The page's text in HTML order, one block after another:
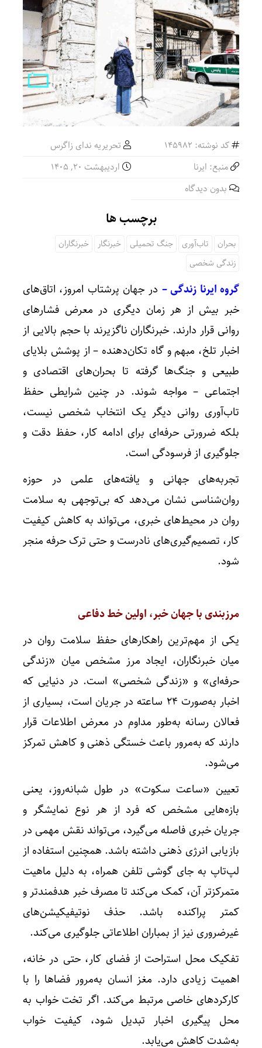
کد نوشته: 145982
تحریریه ندای زاگرس
منبع: ایرنا
اردیبهشت ۲۰, ۱۴۰۵
بدون دیدگاه
برچسب ها
بحران تاب‌آوری جنگ تحمیلی خبرنگار
خبرنگاران
زندگی شخصی
گروه ایرنا زندگی – در جهان پرشتاب امروز، اتاق‌های
خبر بیش از هر زمان دیگری در معرض فشارهای
روانی قرار دارند. خبرنگاران ناگزیرند با حجم بالایی از
اخبار تلخ، مبهم و گاه تکان‌دهنده – از پوشش بلایای
طبیعی و جنگ‌ها گرفته تا بحران‌های اقتصادی و
اجتماعی – مواجه شوند. در چنین شرایطی حفظ
تاب‌آوری روانی دیگر یک انتخاب شخصی نیست،
بلکه ضرورتی حرفه‌ای برای ادامه کار، حفظ دقت و
جلوگیری از فرسودگی است.
تجربه‌های جهانی و یافته‌های علمی در حوزه
روان‌شناسی نشان می‌دهد که بی‌توجهی به سلامت
روان در محیط‌های خبری، می‌تواند به کاهش کیفیت
کار، تصمیم‌گیری‌های نادرست و حتی ترک حرفه منجر
شود.
مرزبندی با جهان خبر، اولین خط دفاعی
یکی از مهم‌ترین راهکارهای حفظ سلامت روان در
میان خبرنگاران، ایجاد مرز مشخص میان «زندگی
حرفه‌ای» و «زندگی شخصی» است. در دنیایی که
اخبار به‌صورت ۲۴ ساعته در جریان است، بسیاری از
فعالان رسانه به‌طور مداوم در معرض اطلاعات قرار
دارند که به‌مرور باعث خستگی ذهنی و کاهش تمرکز
می‌شود.
تعیین «ساعت سکوت» در طول شبانه‌روز، یعنی
بازه‌هایی مشخص که فرد از هر نوع نمایشگر و
جریان خبری فاصله می‌گیرد، می‌تواند نقش مهمی در
بازیابی انرژی ذهنی داشته باشد. همچنین استفاده از
لپ‌تاپ به جای گوشی تلفن همراه، به دلیل ماهیت
متمرکزتر آن، کمک می‌کند تا مصرف خبر هدفمندتر و
کمتر پراکنده باشد. حذف نوتیفیکیشن‌های
غیرضروری نیز از بمباران اطلاعاتی جلوگیری می‌کند.
تفکیک محل استراحت از فضای کار، حتی در خانه،
اهمیت زیادی دارد. مغز انسان به‌مرور فضاها را با
کارکردهای خاصی مرتبط می‌کند. اگر تخت خواب به
محل پیگیری اخبار تبدیل شود، کیفیت خواب
به‌شدت کاهش می‌یابد.